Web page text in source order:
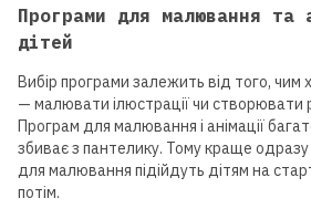
Програми для малювання та
дітей
Вибір програми залежить від того, чим
— малювати ілюстрації чи створювати
Програм для малювання і анімації
збиває з пантелику. Тому краще одразу
для малювання підійдуть дітям на
потім.